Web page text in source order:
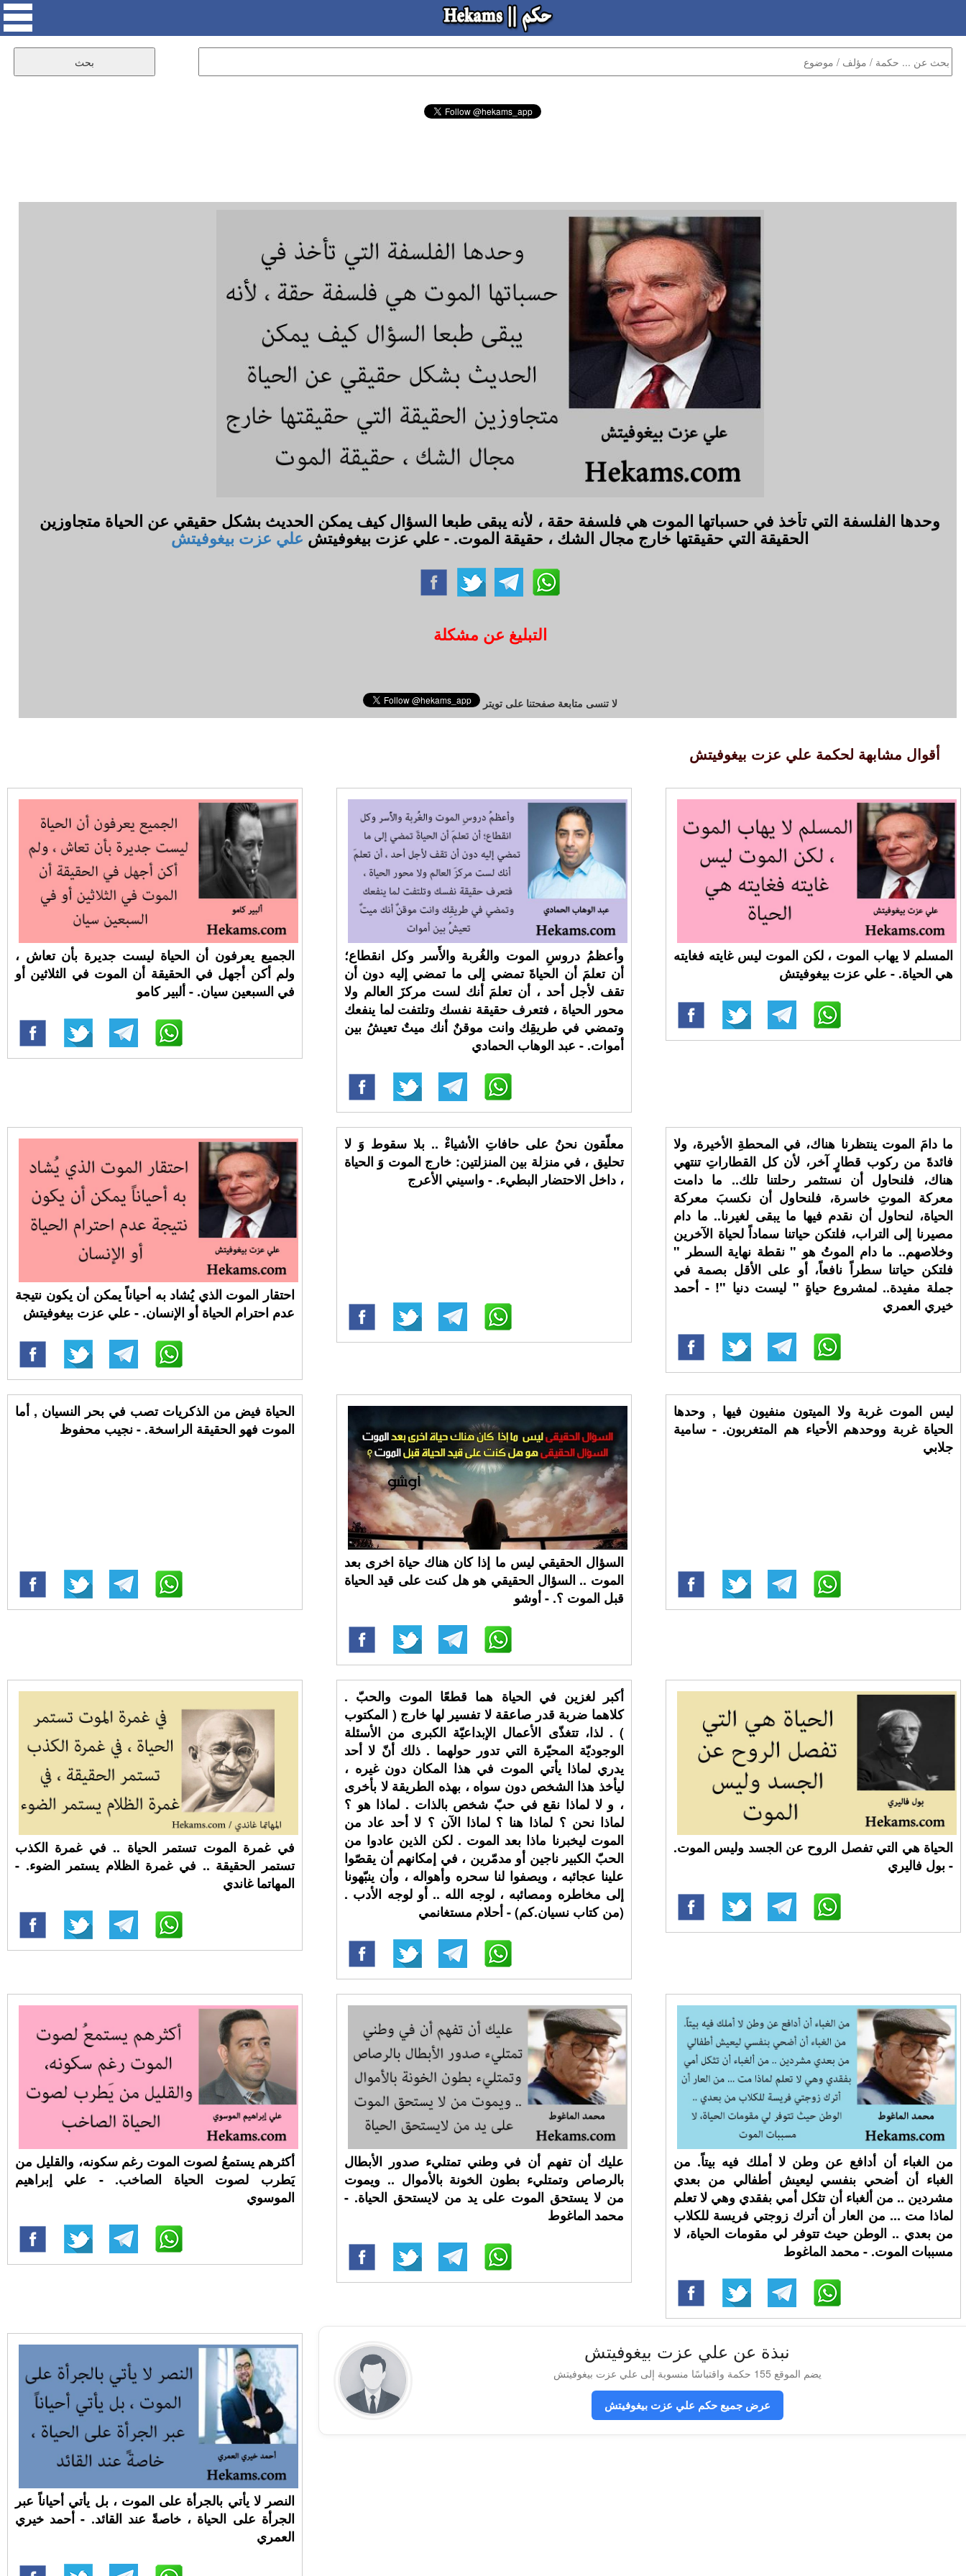
وحدها الفلسفة التي تأخذ في حسباتها الموت هي فلسفة حقة ، لأنه يبقى طبعا السؤال كيف يمكن الحديث بشكل حقيقي عن الحياة متجاوزين
الحقيقة التي حقيقتها خارج مجال الشك ، حقيقة الموت. - علي عزت بيغوفيتش علي عزت بيغوفيتش
التبليغ عن مشكلة
لا تنسى متابعة صفحتنا على تويتر
أقوال مشابهة لحكمة علي عزت بيغوفيتش
الجميع يعرفون أن الحياة ليست جديرة بأن تعاش ،
ولم أكن أجهل في الحقيقة أن الموت في الثلاثين أو
في السبعين سيان. - ألبير كامو
وأعظمُ دروسِ الموت والغُربة والأَسر وكل انقطاع؛
أن تعلمَ أن الحياةَ تمضي إلى ما تمضي إليه دون أن
تقف لأجل أحد ، أن تعلمَ أنك لست مركزَ العالم ولا
محور الحياة ، فتعرف حقيقة نفسك وتلتفت لما ينفعك
وتمضي في طريقِك وانت موقنٌ أنك ميتٌ تعيشُ بين
أموات. - عبد الوهاب الحمادي
المسلم لا يهاب الموت ، لكن الموت ليس غايته فغايته
هي الحياة. - علي عزت بيغوفيتش
احتقار الموت الذي يُشاد به أحياناً يمكن أن يكون نتيجة
عدم احترام الحياة أو الإنسان. - علي عزت بيغوفيتش
معلّقون نحنُ على حافاتِ الأشياءْ .. بلا سقوط وَ لا
تحليق ، في منزلة بين المنزلتين: خارج الموت وَ الحياة
، داخل الاحتضار البطيء. - واسيني الأعرج
ما دامَ الموت ينتظرنا هناك، في المحطةِ الأخيرة، ولا
فائدةَ من ركوب قطارٍ آخر، لأن كل القطاراتِ تنتهي
هناك، فلنحاول أن نستثمر رحلتنا تلك.. ما دامت
معركة الموتِ خاسرة، فلنحاول أن نكسبَ معركة
الحياة، لنحاول أن نقدم فيها ما يبقى لغيرنا.. ما دام
مصيرنا إلى التراب، فلتكن حياتنا سماداً لحياة الآخرين
وخلاصهم.. ما دام الموتُ هو " نقطة نهاية السطر "
فلتكن حياتنا سطراً نافعاً، أو على الأقل بصمة في
جملة مفيدة.. لمشروع حياةٍ " ليست دنيا "! - أحمد
خيري العمري
الحياة فيض من الذكريات تصب في بحر النسيان , أما
الموت فهو الحقيقة الراسخة. - نجيب محفوظ
السؤال الحقيقي ليس ما إذا كان هناك حياة اخرى بعد
الموت .. السؤال الحقيقي هو هل كنت على قيد الحياة
قبل الموت ؟. - أوشو
ليس الموت غربة ولا الميتون منفيون فيها , وحدها
الحياة غربة ووحدهم الأحياء هم المتغربون. - سامية
جلابي
في غمرة الموت تستمر الحياة .. في غمرة الكذب
تستمر الحقيقة .. في غمرة الظلام يستمر الضوء. -
المهاتما غاندي
أكبر لغزين في الحياة هما قطعًا الموت والحبّ .
كلاهما ضربة قدر صاعقة لا تفسير لها خارج ( المكتوب
) . لذا، تتغذّى الأعمال الإبداعيّة الكبرى من الأسئلة
الوجوديّة المحيّرة التي تدور حولهما . ذلك أنّ لا أحد
يدري لماذا يأتي الموت في هذا المكان دون غيره ،
ليأخذ هذا الشخص دون سواه ، بهذه الطريقة لا بأخرى
، و لا لماذا نقع في حبّ شخص بالذات . لماذا هو ؟
لماذا نحن ؟ لماذا هنا ؟ لماذا الآن ؟ لا أحد عاد من
الموت ليخبرنا ماذا بعد الموت . لكن الذين عادوا من
الحبّ الكبير ناجين أو مدمّرين ، في إمكانهم أن يقصّوا
علينا عجائبه ، ويصفوا لنا سحره وأهواله ، وأن ينبّهونا
إلى مخاطره ومصائبه ، لوجه الله .. أو لوجه الأدب .
(من كتاب نسيان.كم) - أحلام مستغانمي
الحياة هي التي تفصل الروح عن الجسد وليس الموت.
- بول فاليري
أكثرهم يستمعُ لصوت الموت رغم سكونه، والقليل من
يَطرب لصوت الحياة الصاخب. - علي إبراهيم
الموسوي
عليك أن تفهم أن في وطني تمتليء صدور الأبطال
بالرصاص وتمتليء بطون الخونة بالأموال .. ويموت
من لا يستحق الموت على يد من لايستحق الحياة. -
محمد الماغوط
من الغباء أن أدافع عن وطن لا أملك فيه بيتاً. من
الغباء أن أضحي بنفسي ليعيش أطفالي من بعدي
مشردين .. من ألغباء أن تثكل أمي بفقدي وهي لا تعلم
لماذا مت ... من العار أن أترك زوجتي فريسة للكلاب
من بعدي .. الوطن حيث تتوفر لي مقومات الحياة، لا
مسببات الموت. - محمد الماغوط
النصر لا يأتي بالجرأة على الموت ، بل يأتي أحياناً عبر
الجرأة على الحياة ، خاصةً عند القائد. - أحمد خيري
العمري
نبذة عن علي عزت بيغوفيتش
يضم الموقع 155 حكمة واقتباسًا منسوبة إلى علي عزت بيغوفيتش
عرض جميع حكم علي عزت بيغوفيتش